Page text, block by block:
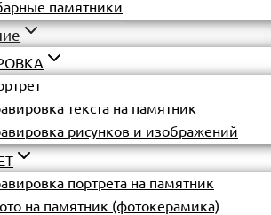
памятники
текста на памятник
рисунков и изображений
портрета на памятник
на памятник (фотокерамика)